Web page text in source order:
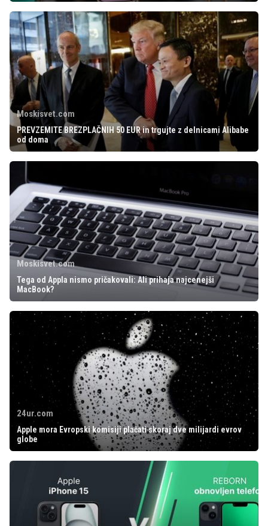
Moskisvet.com
PREVZEMITE BREZPLAČNIH 50 EUR in trgujte z delnicami Alibabe
od doma
Moskisvet.com
Tega od Appla nismo pričakovali: Ali prihaja najcenejši
MacBook?
24ur.com
Apple mora Evropski komisiji plačati skoraj dve milijardi evrov
globe